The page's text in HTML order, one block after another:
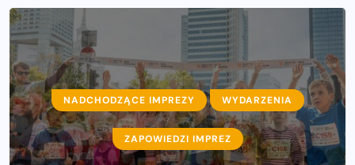
NADCHODZĄCE IMPREZY WYDARZENIA
ZAPOWIEDZI IMPREZ